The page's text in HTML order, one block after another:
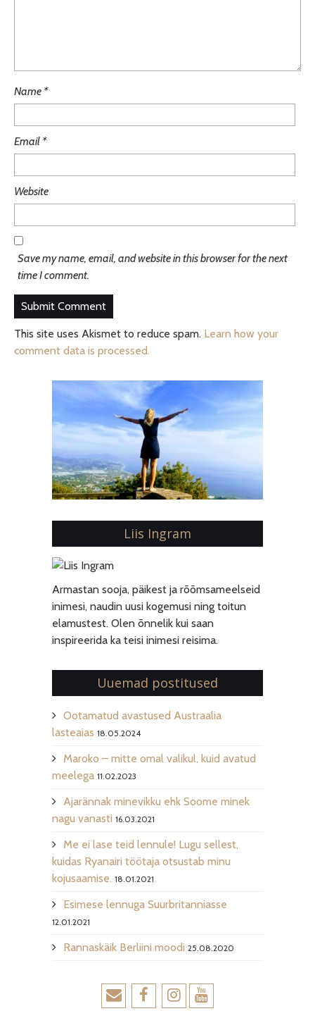
Name*
Email*
Website
Save my name, email, and website in this browser for the next
time I comment.
This site uses Akismet to reduce spam. Learn how your
comment data is processed.
Liis Ingram
Armastan sooja, päikest ja rõõmsameelseid
inimesi, naudin uusi kogemusi ning toitun
elamustest. Olen õnnelik kui saan
inspireerida ka teisi inimesi reisima.
Uuemad postitused
Ootamatud avastused Austraalia
lasteaias 18.05.2024
Maroko – mitte omal valikul, kuid avatud
meelega 11.02.2023
Ajarännak minevikku ehk Soome minek
nagu vanasti 16.03.2021
Me ei lase teid lennule! Lugu sellest,
kuidas Ryanairi töötaja otsustab minu
kojusaamise. 18.01.2021
Esimese lennuga Suurbritanniasse
12.01.2021
Rannaskäik Berliini moodi 25.08.2020